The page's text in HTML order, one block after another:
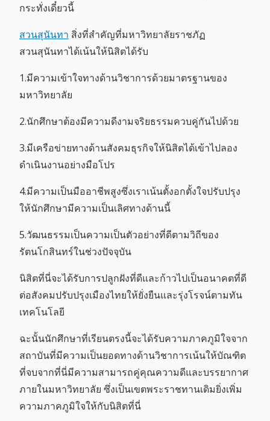
กระทั่งเดี๋ยวนี้
สวนสุนันทา สิ่งที่สำคัญที่มหาวิทยาลัยราชภัฏ
สวนสุนันทาได้เน้นให้นิสิตได้รับ
1.มีความเข้าใจทางด้านวิชาการด้วยมาตรฐานของ
มหาวิทยาลัย
2.นักศึกษาต้องมีความดีงามจริยธรรมควบคู่กันไปด้วย
3.มีเครือข่ายทางด้านสังคมธุรกิจให้นิสิตได้เข้าไปลอง
ดำเนินงานอย่างมือโปร
4.มีความเป็นมืออาชีพสูงซึ่งเราเน้นตั้งอกตั้งใจปรับปรุง
ให้นักศึกษามีความเป็นเลิศทางด้านนี้
5.วัฒนธรรมเป็นความเป็นตัวอย่างที่ดีตามวิถีของ
รัตนโกสินทร์ในช่วงปัจจุบัน
นิสิตที่นี่จะได้รับการปลูกฝังที่ดีและก้าวไปเป็นอนาคตที่ดี
ต่อสังคมปรับปรุงเมืองไทยให้ยั่งยืนและรุ่งโรจน์ตามทัน
เทคโนโลยี
ฉะนั้นนักศึกษาที่เรียนตรงนี้จะได้รับความภาคภูมิใจจาก
สถาบันที่มีความเป็นยอดทางด้านวิชาการเน้นให้บัณฑิต
ที่จบจากที่นี่มีความสามารถคู่คุณความดีและบรรยากาศ
ภายในมหาวิทยาลัย ซึ่งเป็นเขตพระราชทานเดิมยิ่งเพิ่ม
ความภาคภูมิใจให้กับนิสิตที่นี่